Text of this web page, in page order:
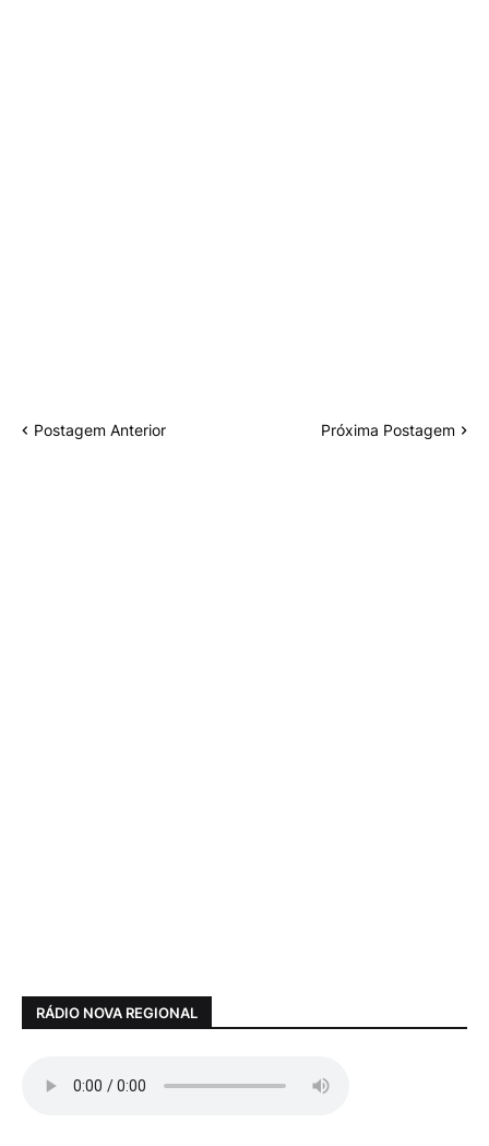
Postagem Anterior Próxima Postagem
RÁDIO NOVA REGIONAL